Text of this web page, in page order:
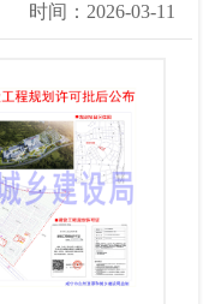
时间：2026-03-11